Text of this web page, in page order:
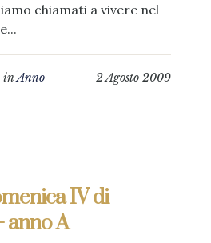
chiamati a vivere nel
2 Agosto 2009
inAnno
IV di
anno A